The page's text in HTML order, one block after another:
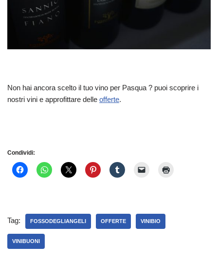
Non hai ancora scelto il tuo vino per Pasqua ? puoi scoprire i
nostri vini e approfittare delle offerte.
Condividi:
Tag: FOSSODEGLIANGELI OFFERTE VINIBIO
VINIBUONI